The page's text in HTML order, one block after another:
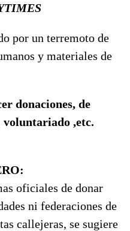
por un terremoto de
y materiales de
donaciones, de
,etc.
oficiales de donar
ni federaciones de
callejeras, se sugiere